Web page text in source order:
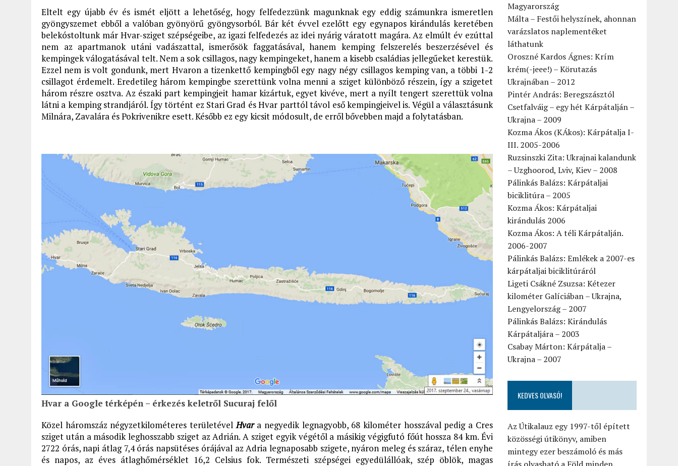
Eltelt egy újabb év és ismét eljött a lehetőség, hogy felfedezzünk magunknak egy eddig számunkra ismeretlen
gyöngyszemet ebből a valóban gyönyörű gyöngysorból. Bár két évvel ezelőtt egy egynapos kirándulás keretében
belekóstoltunk már Hvar-sziget szépségeibe, az igazi felfedezés az idei nyárig váratott magára. Az elmúlt év ezúttal
nem az apartmanok utáni vadászattal, ismerősök faggatásával, hanem kemping felszerelés beszerzésével és
kempingek válogatásával telt. Nem a sok csillagos, nagy kempingeket, hanem a kisebb családias jellegűeket kerestük.
Ezzel nem is volt gondunk, mert Hvaron a tizenkettő kempingből egy nagy négy csillagos kemping van, a többi 1-2
csillagot érdemelt. Eredetileg három kempingbe szerettünk volna menni a sziget különböző részein, így a szigetet
három részre osztva. Az északi part kempingjeit hamar kizártuk, egyet kivéve, mert a nyílt tengert szerettük volna
látni a kemping strandjáról. Így történt ez Stari Grad és Hvar parttól távol eső kempingjeivel is. Végül a választásunk
Milnára, Zavalára és Pokrivenikre esett. Később ez egy kicsit módosult, de erről bővebben majd a folytatásban.
Hvar a Google térképén – érkezés keletről Sucuraj felől
Közel háromszáz négyzetkilométeres területévelHvara negyedik legnagyobb, 68 kilométer hosszával pedig a Cres
sziget után a második leghosszabb sziget az Adrián. A sziget egyik végétől a másikig végigfutó főút hossza 84 km. Évi
2722 órás, napi átlag 7,4 órás napsütéses órájával az Adria legnaposabb szigete, nyáron meleg és száraz, télen enyhe
és napos, az éves átlaghőmérséklet 16,2 Celsius fok. Természeti szépségei egyedülállóak, szép öblök, magas
Magyarország
Málta – Festői helyszínek, ahonnan
varázslatos naplementéket
láthatunk
Oroszné Kardos Ágnes: Krím
krém(-jeee!) – Körutazás
Ukrajnában – 2012
Pintér András: Beregszásztól
Csetfalváig – egy hét Kárpátalján –
Ukrajna – 2009
Kozma Ákos (KÁkos): Kárpátalja I-
III. 2005-2006
Ruzsinszki Zita: Ukrajnai kalandunk
– Uzghoorod, Lviv, Kiev – 2008
Pálinkás Balázs: Kárpátaljai
biciklitúra – 2005
Kozma Ákos: Kárpátaljai
kirándulás 2006
Kozma Ákos: A téli Kárpátalján.
2006-2007
Pálinkás Balázs: Emlékek a 2007-es
kárpátaljai biciklitúráról
Ligeti Csákné Zsuzsa: Kétezer
kilométer Galíciában – Ukrajna,
Lengyelország – 2007
Pálinkás Balázs: Kirándulás
Kárpátaljára – 2003
Csabay Márton: Kárpátalja –
Ukrajna – 2007
KEDVES OLVASÓ!
Az Útikalauz egy 1997-től épített
közösségi útikönyv, amiben
mintegy ezer beszámoló és más